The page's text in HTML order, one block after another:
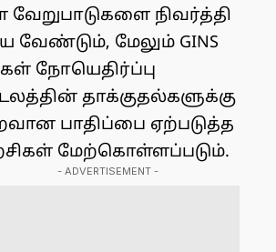
நிவர்த்தி
வேண்டும், மேலும் GINS
நோயெதிர்ப்பு
தாக்குதல்களுக்கு
பாதிப்பை ஏற்படுத்த
மேற்கொள்ளப்படும்.
- ADVERTISEMENT -